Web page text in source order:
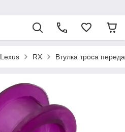
Lexus RX Втулка троса